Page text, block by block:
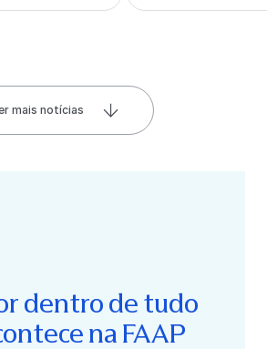
mais notícias
dentro de tudo
na FAAP